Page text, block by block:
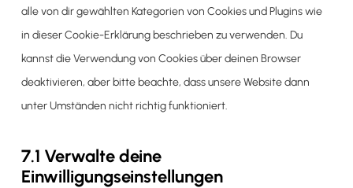
alle von dir gewählten Kategorien von Cookies und Plugins wie
in dieser Cookie-Erklärung beschrieben zu verwenden. Du
kannst die Verwendung von Cookies über deinen Browser
deaktivieren, aber bitte beachte, dass unsere Website dann
unter Umständen nicht richtig funktioniert.
7.1 Verwalte deine
Einwilligungseinstellungen